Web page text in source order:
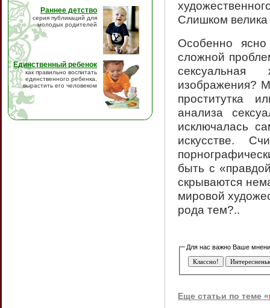
Раннее детство
серия публикаций для
молодых родителей
Единственный ребенок
как правильно воспитать
единственного ребенка,
вырастить его человеком
Слишком велика
Особенно ясно
сложной
сексуальная
изображения?
проститутка
анализа
исключалась
искусстве.
быть с
скрываются
мировой
рода тем?..
Еще статьи по теме «